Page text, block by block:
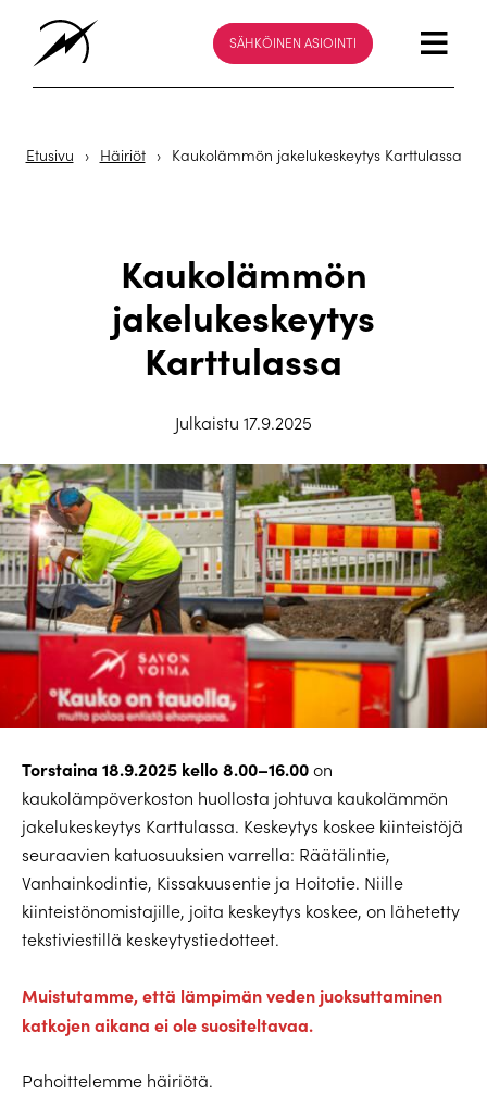
SÄHKÖINEN ASIOINTI
Etusivu › Häiriöt › Kaukolämmön jakelukeskeytys Karttulassa
Kaukolämmön
jakelukeskeytys
Karttulassa
Julkaistu 17.9.2025
Torstaina 18.9.2025 kello 8.00–16.00on
kaukolämpöverkoston huollosta johtuva kaukolämmön
jakelukeskeytys Karttulassa. Keskeytys koskee kiinteistöjä
seuraavien katuosuuksien varrella: Räätälintie,
Vanhainkodintie, Kissakuusentie ja Hoitotie. Niille
kiinteistönomistajille, joita keskeytys koskee, on lähetetty
tekstiviestillä keskeytystiedotteet.
Muistutamme, että lämpimän veden juoksuttaminen
katkojen aikana ei ole suositeltavaa.
Pahoittelemme häiriötä.